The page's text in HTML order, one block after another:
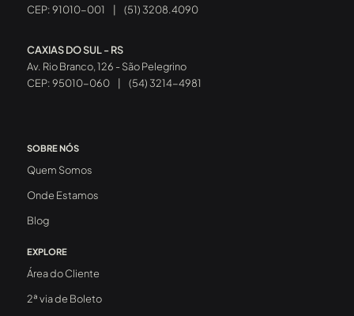
CEP: 91010-001
(51) 3208.4090
CAXIAS DO SUL - RS
Av. Rio Branco, 126 - São Pelegrino
CEP: 95010-060
(54) 3214-4981
SOBRE NÓS
Quem Somos
Onde Estamos
Blog
EXPLORE
Área do Cliente
2ª via de Boleto